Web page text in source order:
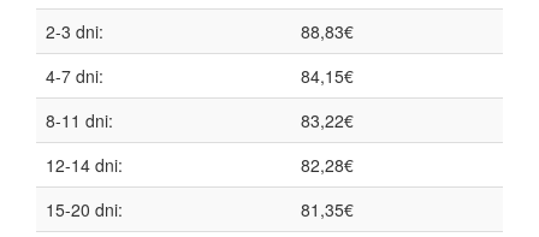
2-3 dni:
88,83€
4-7 dni:
84,15€
8-11 dni:
83,22€
12-14 dni:
82,28€
15-20 dni:
81,35€